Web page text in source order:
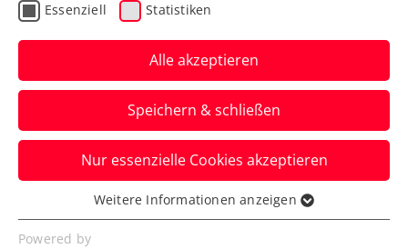
Erste Bank Open: Thiem
blüht Achtelfinal-Kracher
gegen Medvedev
Er kennt beim ATP-Turnier in Wien
ebenso seinen ersten Gegner wie Jurij
Rodionov, Filip Misolic und Dennis
Novak.
Essenziell Statistiken
Alle akzeptieren
Speichern & schließen
Nur essenzielle Cookies akzeptieren
Essenziell
Essenzielle Cookies werden für grundlegende
Weitere Informationen anzeigen
Powered by